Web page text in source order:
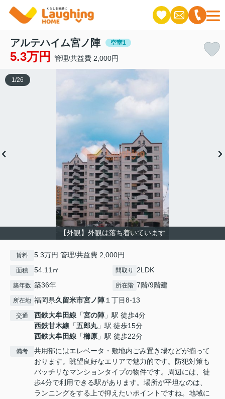
アルテハイム宮ノ陣 空室1
5.3万円 管理/共益費 2,000円
【外観】外観は落ち着いています
1 /26
賃料 5.3万円 管理/共益費 2,000円
面積 54.11㎡ 間取り 2LDK
築年数 築36年 所在階 7階/9階建
所在地 福岡県久留米市宮ノ陣１丁目8-13
交通 西鉄大牟田線 「宮の陣」駅 徒歩4分
西鉄甘木線 「五郎丸」駅 徒歩15分
西鉄大牟田線 「櫛原 」駅 徒歩22分
備考
共用部にはエレベータ・敷地内ごみ置き場などが揃って
おります。眺望良好なエリアで魅力的です。防犯対策も
バッチリなマンションタイプの物件です。周辺には、徒
歩4分で利用できる駅があります。場所が平坦なのは、
ランニングをする上で抑えたいポイントですね。地域に